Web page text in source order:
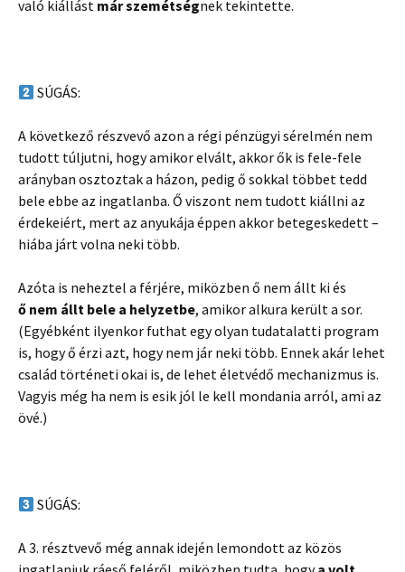
való kiállást már szemétségnek tekintette.
SÚGÁS:
A következő részvevő azon a régi pénzügyi sérelmén nem
tudott túljutni, hogy amikor elvált, akkor ők is fele-fele
arányban osztoztak a házon, pedig ő sokkal többet tedd
bele ebbe az ingatlanba. Ő viszont nem tudott kiállni az
érdekeiért, mert az anyukája éppen akkor betegeskedett –
hiába járt volna neki több.
Azóta is neheztel a férjére, miközben ő nem állt ki és
ő nem állt bele a helyzetbe, amikor alkura került a sor.
(Egyébként ilyenkor futhat egy olyan tudatalatti program
is, hogy ő érzi azt, hogy nem jár neki több. Ennek akár lehet
család történeti okai is, de lehet életvédő mechanizmus is.
Vagyis még ha nem is esik jól le kell mondania arról, ami az
övé.)
SÚGÁS:
A 3. résztvevő még annak idején lemondott az közös